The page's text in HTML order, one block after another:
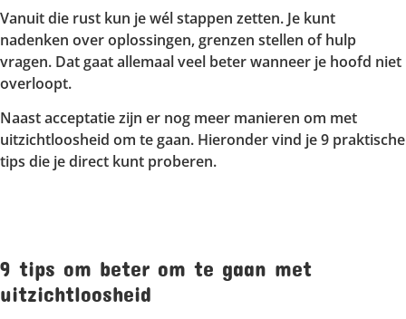
Vanuit die rust kun je wél stappen zetten. Je kunt
nadenken over oplossingen, grenzen stellen of hulp
vragen. Dat gaat allemaal veel beter wanneer je hoofd niet
overloopt.
Naast acceptatie zijn er nog meer manieren om met
uitzichtloosheid om te gaan. Hieronder vind je 9 praktische
tips die je direct kunt proberen.
9 tips om beter om te gaan met
uitzichtloosheid